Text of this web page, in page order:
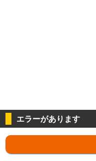
エラーがあります